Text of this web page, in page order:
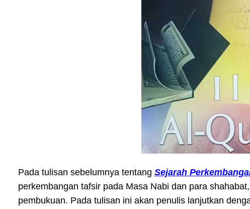
Pada tulisan sebelumnya tentang Sejarah
perkembangan tafsir pada Masa Nabi dan para
pembukuan. Pada tulisan ini akan penulis lanjutkan